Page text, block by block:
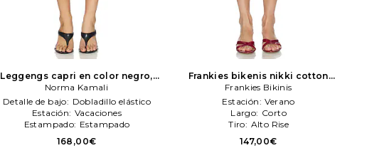
Leggengs capri en color negro,
blanco Norma Kamali
Norma Kamali
Detalle de bajo: Dobladillo elástico
Estación: Vacaciones
Estampado: Estampado
168,00€
Frankies bikenis nikki cotton
jersey capri en color Negro &
Blanco Frankies Bikinis
Frankies Bikinis
Estación: Verano
Largo: Corto
Tiro: Alto Rise
147,00€